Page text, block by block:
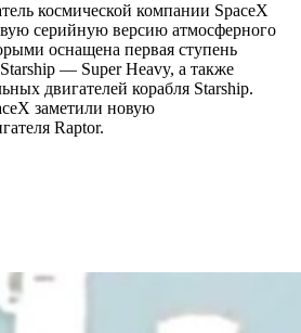
космической компании SpaceX
серийную версию атмосферного
оснащена первая ступень
— Super Heavy, а также
двигателей корабля Starship.
заметили новую
Raptor.